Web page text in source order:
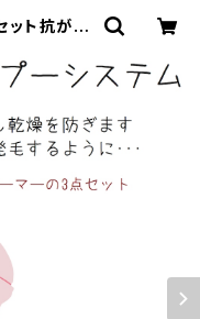
ト抗がん